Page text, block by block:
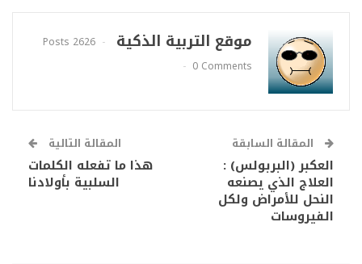
موقع التربية الذكية
2626 Posts
0 Comments
المقالة السابقة
العكبر (البربولس) :
العلاج الذي يصنعه
النحل للأمراض ولكل
الفيروسات
المقالة التالية
هذا ما تفعله الكلمات
السلبية بأولادنا